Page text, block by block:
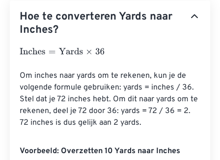
Hoe te converteren Yards naar
Inches?
Inches= Yards×36
Om inches naar yards om te rekenen, kun je de
volgende formule gebruiken: yards = inches / 36.
Stel dat je 72 inches hebt. Om dit naar yards om te
rekenen, deel je 72 door 36: yards = 72 / 36 = 2.
72 inches is dus gelijk aan 2 yards.
Voorbeeld: Overzetten 10 Yards naar Inches